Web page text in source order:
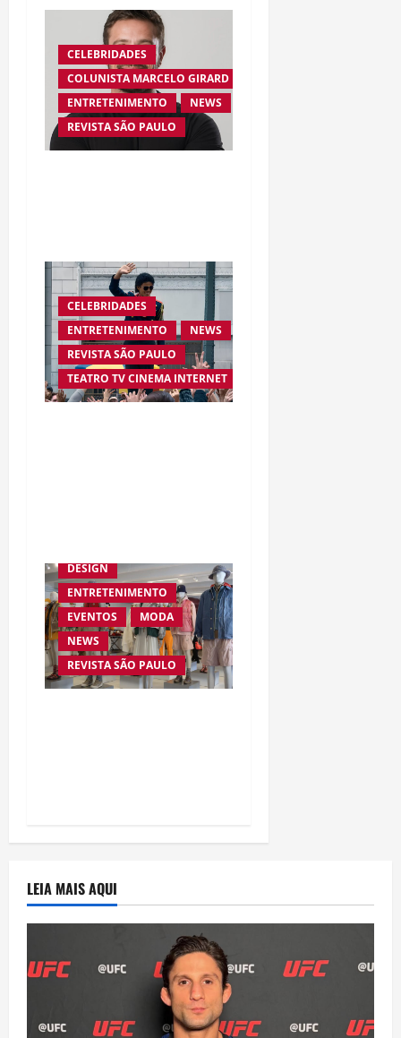
g
i
CELEBRIDADES
COLUNISTA MARCELO GIRARD
ENTRETENIMENTO
NEWS
REVISTA SÃO PAULO
CELEBRIDADES
ENTRETENIMENTO
NEWS
REVISTA SÃO PAULO
TEATRO TV CINEMA INTERNET
DESIGN
ENTRETENIMENTO
EVENTOS
MODA
NEWS
REVISTA SÃO PAULO
LEIA MAIS AQUI